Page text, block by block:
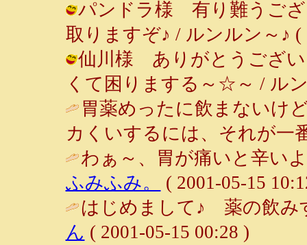
パンドラ様 有り難うござ
取りますぞ♪ / ルンルン～♪ (
仙川様 ありがとうござ
くて困りまする～☆～ / ル
胃薬めったに飲まないけ
カくいするには、それが一
わぁ～、胃が痛いと辛い
ふみふみ。
( 2001-05-15
はじめまして♪ 薬の飲み
ん ( 2001-05-15 00:28 )